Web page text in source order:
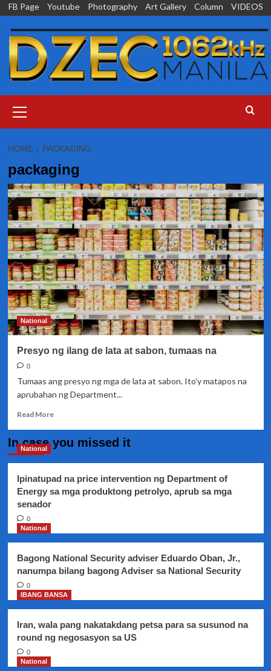
Skip
content
FB Page Youtube Photography Art Gallery Column VIDEOS
Menu
HOME PACKAGING
packaging
National
Presyo ng ilang de lata at sabon, tumaas na
0
Tumaas ang presyo ng mga de lata at sabon. Ito’y matapos na
aprubahan ng Department...
Read MoreRead
Presyo
de
lata
In case you missed it
National
Ipinatupad na price intervention ng Department of
Energy sa mga produktong petrolyo, aprub sa mga
senador
0
National
Bagong National Security adviser Eduardo Oban, Jr.,
nanumpa bilang bagong Adviser sa National Security
0
IBANG BANSA
Iran, wala pang nakatakdang petsa para sa susunod na
round ng negosasyon sa US
0
National